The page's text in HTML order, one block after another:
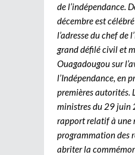
de l’indépendance.
décembre est
l’adresse du chef de
grand défilé civil et
Ouagadougou sur
l’Indépendance, en
premières autorités.
ministres du 29 juin
rapport relatif à une
programmation des
abriter la